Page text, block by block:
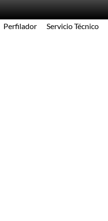
Perfilador Servicio Técnico
Equipos